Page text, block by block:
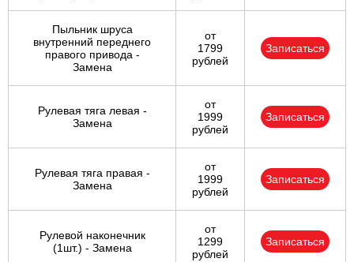
Пыльник шруса
внутренний переднего
правого привода -
Замена
от
1799
рублей
Записаться
Рулевая тяга левая -
Замена
от
1999
рублей
Записаться
Рулевая тяга правая -
Замена
от
1999
рублей
Записаться
Рулевой наконечник
(1шт.) - Замена
от
1299
рублей
Записаться